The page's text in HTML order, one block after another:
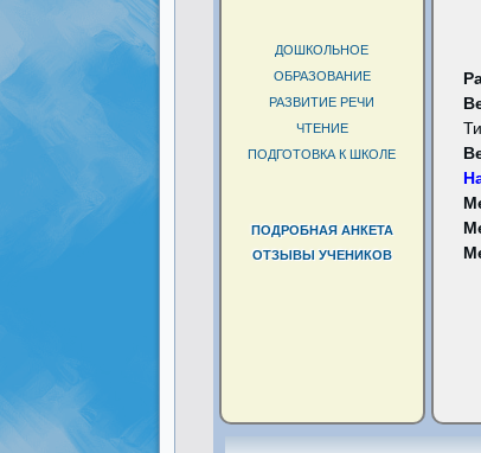
ДОШКОЛЬНОЕ
ОБРАЗОВАНИЕ
РАЗВИТИЕ РЕЧИ
ЧТЕНИЕ
ПОДГОТОВКА К ШКОЛЕ
ПОДРОБНАЯ АНКЕТА
ОТЗЫВЫ УЧЕНИКОВ